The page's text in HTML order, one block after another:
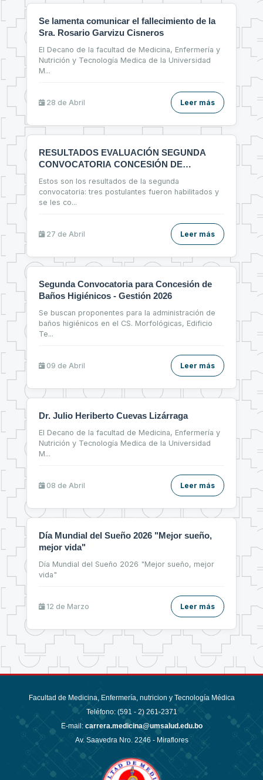
Se lamenta comunicar el fallecimiento de la
Sra. Rosario Garvizu Cisneros
El Decano de la facultad de Medicina, Enfermería y
Nutrición y Tecnología Medica de la Universidad
M...
28 de Abril Leer más
RESULTADOS EVALUACIÓN SEGUNDA
CONVOCATORIA CONCESIÓN DE
Estos son los resultados de la segunda
convocatoria: tres postulantes fueron habilitados y
se les co...
27 de Abril Leer más
Segunda Convocatoria para Concesión de
Baños Higiénicos - Gestión 2026
Se buscan proponentes para la administración de
baños higiénicos en el CS. Morfológicas, Edificio
Te...
09 de Abril Leer más
Dr. Julio Heriberto Cuevas Lizárraga
El Decano de la facultad de Medicina, Enfermería y
Nutrición y Tecnología Medica de la Universidad
M...
08 de Abril Leer más
Día Mundial del Sueño 2026 "Mejor sueño,
mejor vida"
Día Mundial del Sueño 2026 "Mejor sueño, mejor
vida"
12 de Marzo Leer más
Facultad de Medicina, Enfermería, nutricion y Tecnología Médica
Teléfono: (591 - 2) 261-2371
E-mail: carrera.medicina@umsalud.edu.bo
Av. Saavedra Nro. 2246 - Miraflores